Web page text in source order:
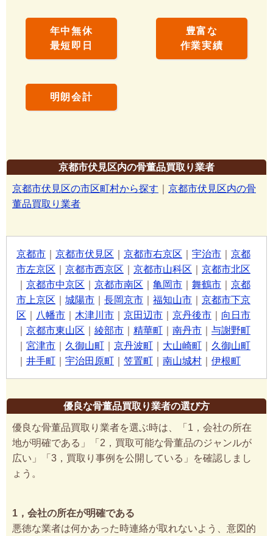
年中無休
最短即日
豊富な
作業実績
明朗会計
京都市伏見区内の骨董品買取り業者
京都市伏見区の市区町村から探す
京都市伏見区内の骨
董品買取り業者
京都市 京都市伏見区 京都市右京区 宇治市
京都
市左京区
京都市西京区 京都市山科区
京都市北区
京都市中京区 京都市南区 亀岡市 舞鶴市
京都
市上京区
城陽市 長岡京市 福知山市
京都市下京
区
八幡市 木津川市 京田辺市 京丹後市
向日市
京都市東山区 綾部市 精華町 南丹市
与謝野町
宮津市 久御山町 京丹波町 大山崎町
久御山町
井手町 宇治田原町 笠置町 南山城村 伊根町
優良な骨董品買取り業者の選び方
優良な骨董品買取り業者を選ぶ時は、「1，会社の所在
地が明確である」「2，買取可能な骨董品のジャンルが
広い」「3，買取り事例を公開している」を確認しまし
ょう。
1，会社の所在が明確である
悪徳な業者は何かあった時連絡が取れないよう、意図的